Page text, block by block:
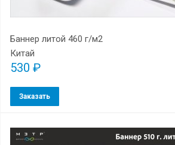
Баннер литой 460 г/м2
Китай
530 ₽
Заказать